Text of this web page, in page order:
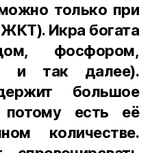
только при
Икра богата
фосфором,
и так далее).
большое
потому есть её
количестве.